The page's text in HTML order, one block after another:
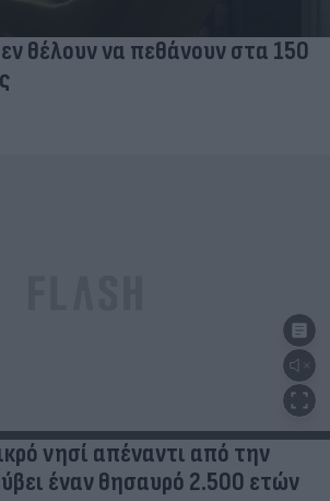
θέλουν να πεθάνουν στα 150
νησί απέναντι από την
έναν θησαυρό 2.500 ετών